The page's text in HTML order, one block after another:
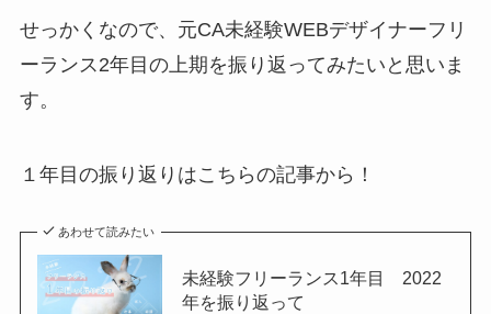
せっかくなので、元CA未経験WEBデザイナーフリ
ーランス2年目の上期を振り返ってみたいと思いま
す。
１年目の振り返りはこちらの記事から！
あわせて読みたい
未経験フリーランス1年目 2022
年を振り返って